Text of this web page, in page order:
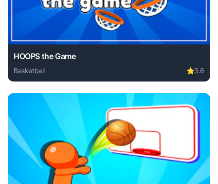
HOOPS the Game
Basketball ⭐3.6
Play HOOPS the Game online free. basketball game, no